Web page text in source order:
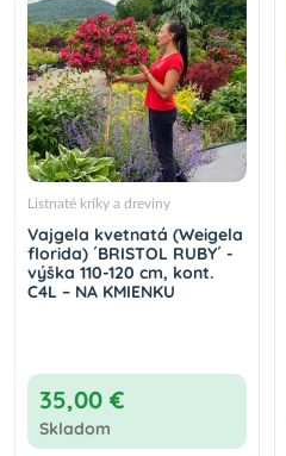
Listnaté kríky a dreviny
Vajgela kvetnatá (Weigela
florida) ´BRISTOL RUBY´ -
výška 110-120 cm, kont.
C4L – NA KMIENKU
35,00 €
Skladom